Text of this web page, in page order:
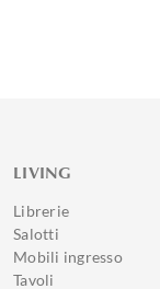
LIVING
Librerie
Salotti
Mobili ingresso
Tavoli